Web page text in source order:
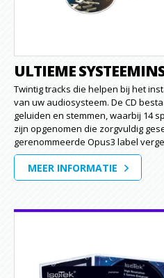
ULTIEME
Twintig tracks die helpen bij het
van uw audiosysteem. De CD
geluiden en stemmen, waarbij 14
zijn opgenomen die zorgvuldig
gerenommeerde Opus3 label
MEER INFORMATIE